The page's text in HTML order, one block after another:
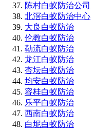
陈村白蚁防治公司
北滘白蚁防治中心
大良白蚁防治
伦教白蚁防治
勒流白蚁防治
龙江白蚁防治
杏坛白蚁防治
均安白蚁防治
容桂白蚁防治
乐平白蚁防治
西南白蚁防治
白坭白蚁防治